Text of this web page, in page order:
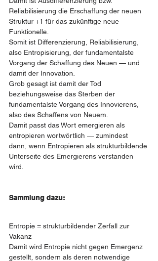
Reliabilisierung die Erschaffung der neuen
Struktur +1 für das zukünftige neue
Funktionelle.
Somit ist Differenzierung, Reliabilisierung,
also Entropisierung, der fundamentalste
Vorgang der Schaffung des Neuen — und
damit der Innovation.
Grob gesagt ist damit der Tod
beziehungsweise das Sterben der
fundamentalste Vorgang des Innovierens,
also des Schaffens von Neuem.
Damit passt das Wort emergieren als
entropieren wortwörtlich — zumindest
dann, wenn Entropieren als strukturbildende
Unterseite des Emergierens verstanden
wird.
Sammlung dazu:
Entropie = strukturbildender Zerfall zur
Vakanz
Damit wird Entropie nicht gegen Emergenz
gestellt, sondern als deren notwendige